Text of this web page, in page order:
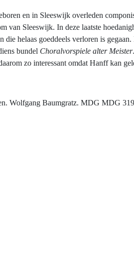
en in Sleeswijk overleden
van Sleeswijk. In deze laatste
die helaas goeddeels verloren is
bundel Choralvorspiele alter Meister
zo interessant omdat Hanff kan
Wolfgang Baumgratz. MDG MDG